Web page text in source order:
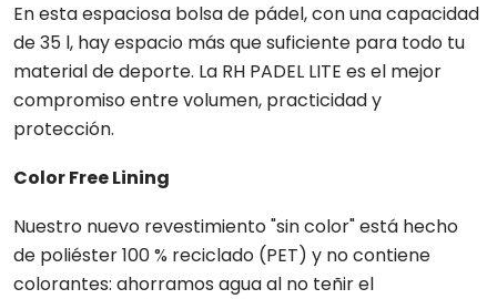
En esta espaciosa bolsa de pádel, con una capacidad
de 35 l, hay espacio más que suficiente para todo tu
material de deporte. La RH PADEL LITE es el mejor
compromiso entre volumen, practicidad y
protección.
Color Free Lining
Nuestro nuevo revestimiento "sin color" está hecho
de poliéster 100 % reciclado (PET) y no contiene
colorantes: ahorramos agua al no teñir el